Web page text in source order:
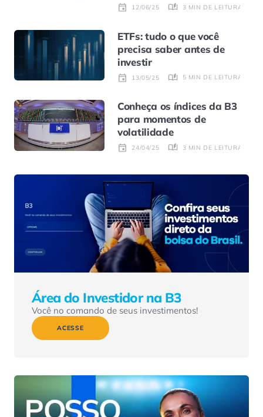
12/06/25 3 MIN DE LEITURA
ETFs: tudo o que você
precisa saber antes de
investir
13/05/25 5 MIN DE LEITURA
Conheça os índices da B3
para momentos de
volatilidade
24/04/25 3 MIN DE LEITURA
Área do Investidor na B3
Você no comando de seus investimentos!
ACESSE